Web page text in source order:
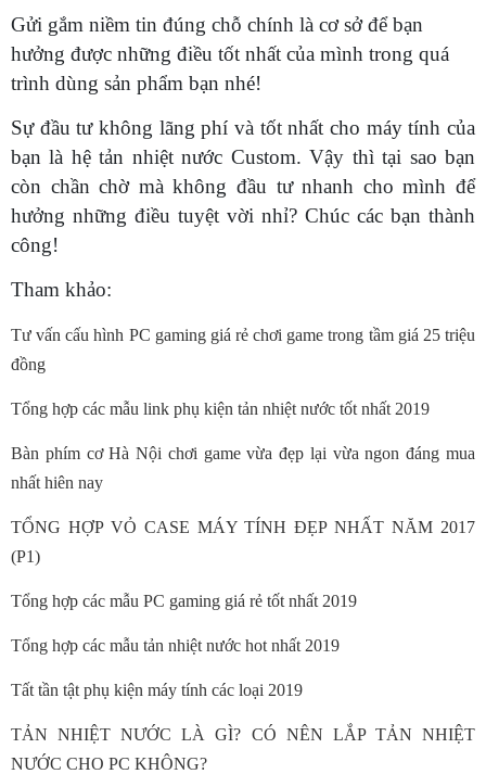
Gửi gắm niềm tin đúng chỗ chính là cơ sở để bạn
hưởng được những điều tốt nhất của mình trong quá
trình dùng sản phẩm bạn nhé!
Sự đầu tư không lãng phí và tốt nhất cho máy tính của
bạn là hệ tản nhiệt nước Custom. Vậy thì tại sao bạn
còn chần chờ mà không đầu tư nhanh cho mình để
hưởng những điều tuyệt vời nhỉ? Chúc các bạn thành
công!
Tham khảo:
Tư vấn cấu hình PC gaming giá rẻ chơi game trong tầm giá 25 triệu
đồng
Tổng hợp các mẫu link phụ kiện tản nhiệt nước tốt nhất 2019
Bàn phím cơ Hà Nội chơi game vừa đẹp lại vừa ngon đáng mua
nhất hiên nay
TỔNG HỢP VỎ CASE MÁY TÍNH ĐẸP NHẤT NĂM 2017
(P1)
Tổng hợp các mẫu PC gaming giá rẻ tốt nhất 2019
Tổng hợp các mẫu tản nhiệt nước hot nhất 2019
Tất tần tật phụ kiện máy tính các loại 2019
TẢN NHIỆT NƯỚC LÀ GÌ? CÓ NÊN LẮP TẢN NHIỆT
NƯỚC CHO PC KHÔNG?